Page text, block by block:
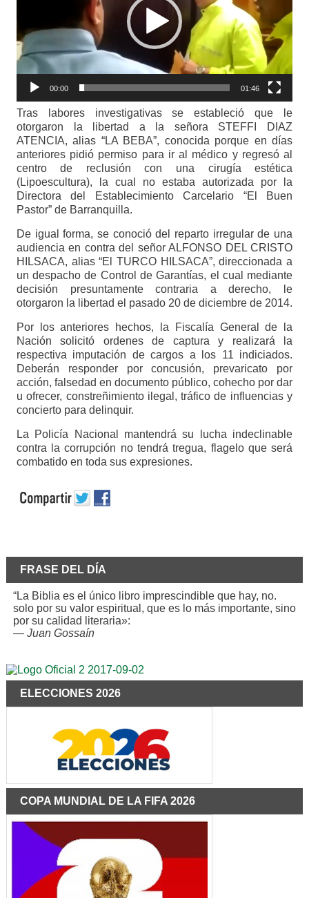
00:00 01:46
Tras labores investigativas se estableció que le
otorgaron la libertad a la señora STEFFI DIAZ
ATENCIA, alias “LA BEBA”, conocida porque en días
anteriores pidió permiso para ir al médico y regresó al
centro de reclusión con una cirugía estética
(Lipoescultura), la cual no estaba autorizada por la
Directora del Establecimiento Carcelario “El Buen
Pastor” de Barranquilla.
De igual forma, se conoció del reparto irregular de una
audiencia en contra del señor ALFONSO DEL CRISTO
HILSACA, alias “El TURCO HILSACA”, direccionada a
un despacho de Control de Garantías, el cual mediante
decisión presuntamente contraria a derecho, le
otorgaron la libertad el pasado 20 de diciembre de 2014.
Por los anteriores hechos, la Fiscalía General de la
Nación solicitó ordenes de captura y realizará la
respectiva imputación de cargos a los 11 indiciados.
Deberán responder por concusión, prevaricato por
acción, falsedad en documento público, cohecho por dar
u ofrecer, constreñimiento ilegal, tráfico de influencias y
concierto para delinquir.
La Policía Nacional mantendrá su lucha indeclinable
contra la corrupción no tendrá tregua, flagelo que será
combatido en toda sus expresiones.
FRASE DEL DÍA
“La Biblia es el único libro imprescindible que hay, no.
solo por su valor espiritual, que es lo más importante, sino
por su calidad literaria»:
— Juan Gossaín
ELECCIONES 2026
COPA MUNDIAL DE LA FIFA 2026